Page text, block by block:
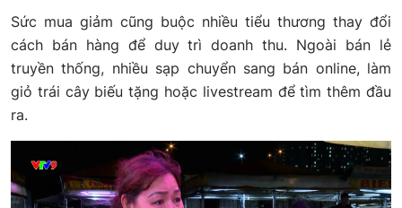
Sức mua giảm cũng buộc nhiều tiểu thương thay đổi
cách bán hàng để duy trì doanh thu. Ngoài bán lẻ
truyền thống, nhiều sạp chuyển sang bán online, làm
giỏ trái cây biếu tặng hoặc livestream để tìm thêm đầu
ra.